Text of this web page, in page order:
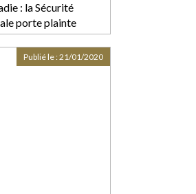
: la Sécurité
porte plainte
Publié le :21/01/2020